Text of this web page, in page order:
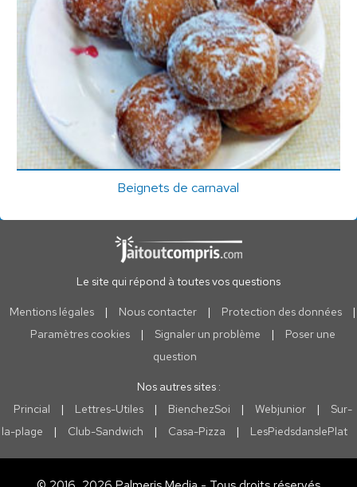
Beignets de carnaval
Le site qui répond à toutes vos questions
Mentions légales | Nous contacter | Protection des données
|
Paramètres cookies
| Signaler un problème |
Poser une
question
Nos autres sites :
Princial
| Lettres-Utiles | BienchezSoi | Webjunior |
Sur-
la-plage
| Club-Sandwich | Casa-Pizza | LesPiedsdanslePlat